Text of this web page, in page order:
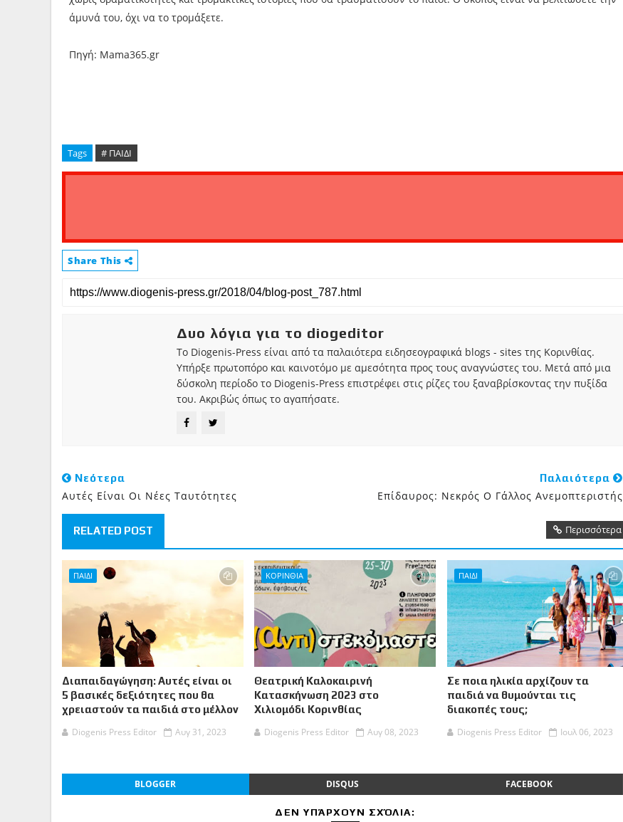
άμυνά του, όχι να το τρομάξετε.
Πηγή: Mama365.gr
Tags # ΠΑΙΔΙ
Share This
Δυο λόγια για το diogeditor
Το Diogenis-Press είναι από τα παλαιότερα ειδησεογραφικά blogs - sites της Κορινθίας.
Υπήρξε πρωτοπόρο και καινοτόμο με αμεσότητα προς τους αναγνώστες του. Μετά από μια
δύσκολη περίοδο το Diogenis-Press επιστρέφει στις ρίζες του ξαναβρίσκοντας την πυξίδα
του. Ακριβώς όπως το αγαπήσατε.
Νεότερα
Αυτές Είναι Οι Νέες Ταυτότητες
Παλαιότερα
Επίδαυρος: Νεκρός Ο Γάλλος Ανεμοπτεριστής
RELATED POST Περισσότερα
ΠΑΙΔΙ
Διαπαιδαγώγηση: Αυτές είναι οι
5 βασικές δεξιότητες που θα
χρειαστούν τα παιδιά στο μέλλον
Diogenis Press Editor
Αυγ 31, 2023
ΚΟΡΙΝΘΙΑ
Θεατρική Καλοκαιρινή
Κατασκήνωση 2023 στο
Χιλιομόδι Κορινθίας
Diogenis Press Editor
Αυγ 08, 2023
ΠΑΙΔΙ
Σε ποια ηλικία αρχίζουν τα
παιδιά να θυμούνται τις
διακοπές τους;
Diogenis Press Editor
Ιουλ 06, 2023
BLOGGER DISQUS FACEBOOK
ΔΕΝ ΥΠΆΡΧΟΥΝ ΣΧΌΛΙΑ: